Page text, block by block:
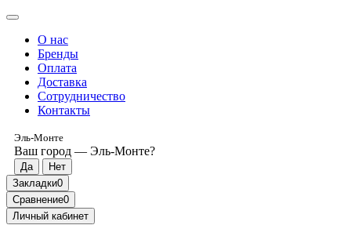
О нас
Бренды
Оплата
Доставка
Сотрудничество
Контакты
Эль-Монте
Ваш город — Эль-Монте?
Закладки0
Сравнение0
Личный кабинет